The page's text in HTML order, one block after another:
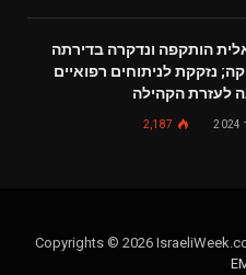
הותקפה ונדקרה בדירתה
נזקקת לניתוחים רפואיים
לעזרת הקהילה
2,187
Copyrights © 2026